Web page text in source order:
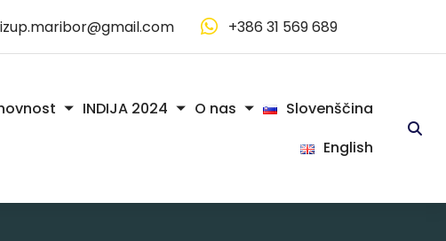
+386 31 569 689
INDIJA 2024 O nas
Slovenščina
English